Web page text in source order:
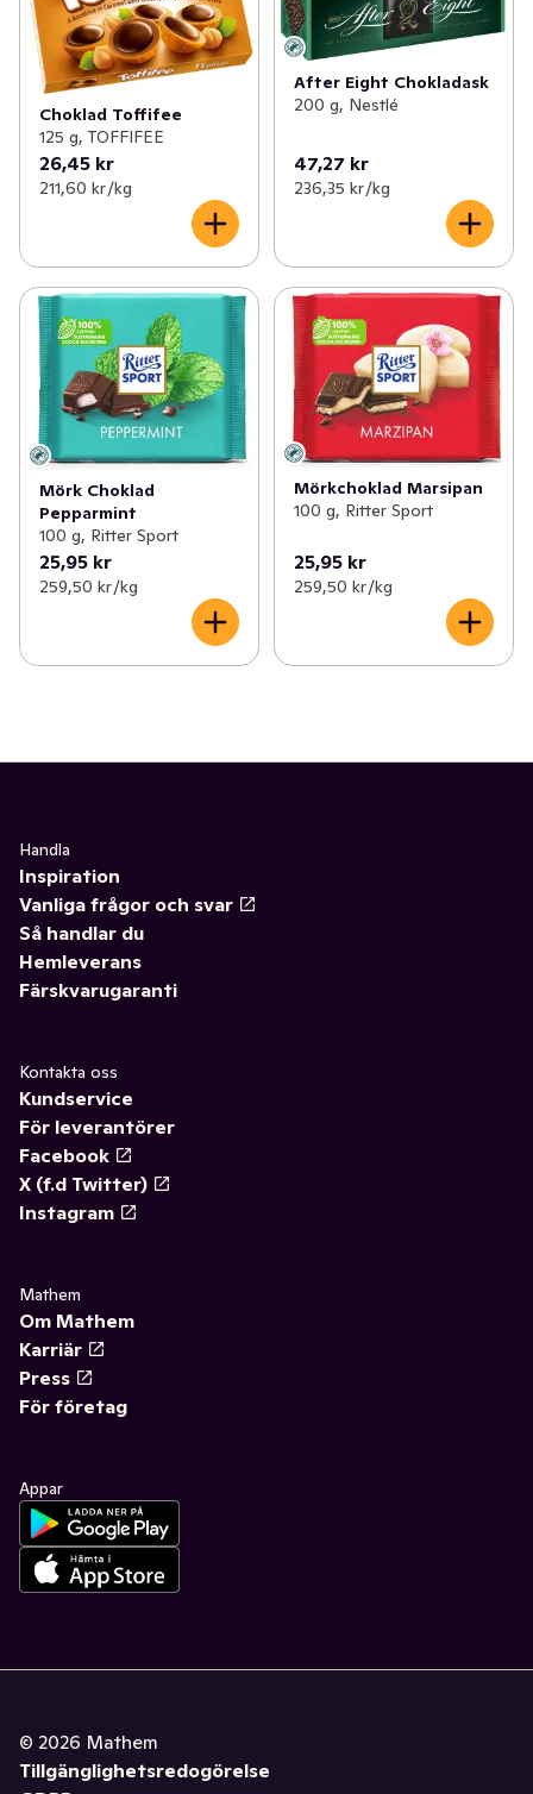
Choklad Toffifee
125 g, TOFFIFEE
26,45 kr
211,60 kr /kg
After Eight Chokladask
200 g, Nestlé
47,27 kr
236,35 kr /kg
Mörk Choklad
Pepparmint
100 g, Ritter Sport
25,95 kr
259,50 kr /kg
Mörkchoklad Marsipan
100 g, Ritter Sport
25,95 kr
259,50 kr /kg
Handla
Inspiration
Vanliga frågor och svar
Så handlar du
Hemleverans
Färskvarugaranti
Kontakta oss
Kundservice
För leverantörer
Facebook
X (f.d Twitter)
Instagram
Mathem
Om Mathem
Karriär
Press
För företag
Appar
© 2026 Mathem
Tillgänglighetsredogörelse